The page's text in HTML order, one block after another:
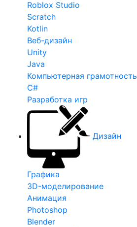
Roblox Studio
Scratch
Kotlin
Веб-дизайн
Unity
Java
Компьютерная грамотность
C#
Разработка игр
Дизайн
Графика
3D-моделирование
Анимация
Photoshop
Blender